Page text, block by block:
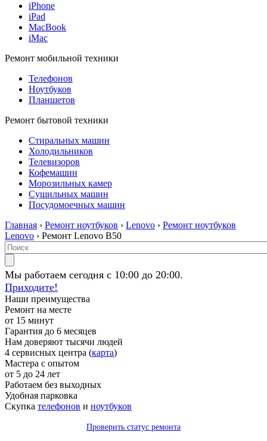
iPhone
iPad
MacBook
iMac
Ремонт мобильной техники
Телефонов
Ноутбуков
Планшетов
Ремонт бытовой техники
Стиральных машин
Холодильников
Телевизоров
Кофемашин
Морозильных камер
Сушильных машин
Посудомоечных машин
Главная › Ремонт ноутбуков › Lenovo › Ремонт ноутбуков
Lenovo › Ремонт Lenovo B50
Мы работаем сегодня с 10:00 до 20:00.
Приходите!
Наши преимущества
Ремонт на месте
от 15 минут
Гарантия до 6 месяцев
Нам доверяют тысячи людей
4 сервисных центра (карта)
Мастера с опытом
от 5 до 24 лет
Работаем без выходных
Удобная парковка
Скупка телефонов и ноутбуков
Проверить статус ремонта